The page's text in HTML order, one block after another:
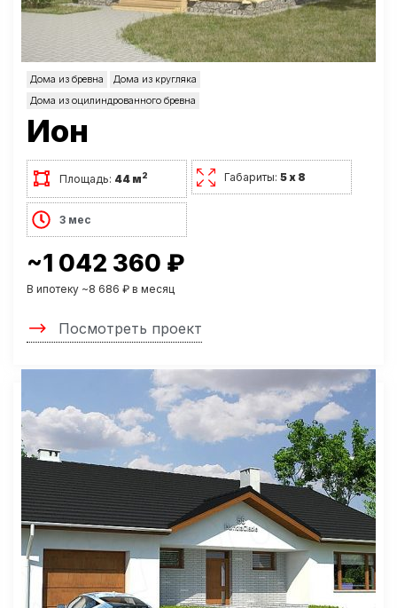
Дома из бревна
Дома из кругляка
Дома из оцилиндрованного бревна
Ион
Площадь: 44 м2 Габариты:5 х 8
3 мес
~1 042 360 ₽
В ипотеку ~8 686 ₽ в месяц
Посмотреть проект